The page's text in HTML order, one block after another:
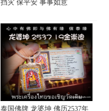
挡灾 保平安 事事如意
泰国佛牌 龙婆坤 佛历2537年